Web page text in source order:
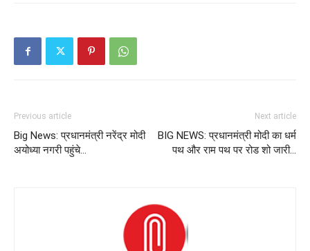
Previous article
Big News: प्रधानमंत्री नरेंद्र मोदी
अयोध्या नगरी पहुंचे…
Next article
BIG NEWS: प्रधानमंत्री मोदी का धर्म
पथ और राम पथ पर रोड शो जारी…